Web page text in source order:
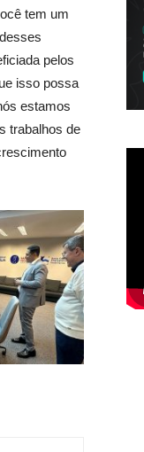
tem um
pelos
isso possa
estamos
trabalhos de